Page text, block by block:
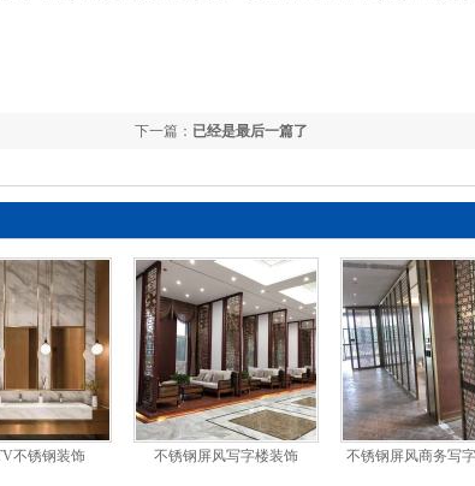
下一篇： 已经是最后一篇了
不锈钢装饰 不锈钢屏风写字楼装饰 不锈钢屏风商务写